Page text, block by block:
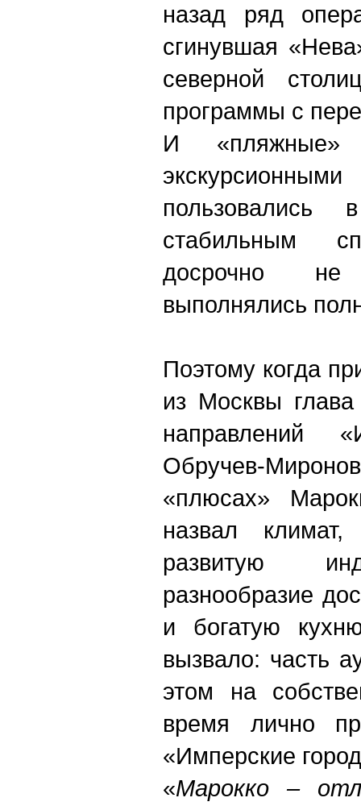
назад ряд
сгинувшая
северной
программы с
И
пользовались
стабильным
досрочно
выполнялись
Поэтому когда
из Москвы
направлений
Обручев-
«плюсах»
назвал
развитую
разнообразие
и богатую
вызвало: часть
этом на
время лично
«Имперские
«Марокко –